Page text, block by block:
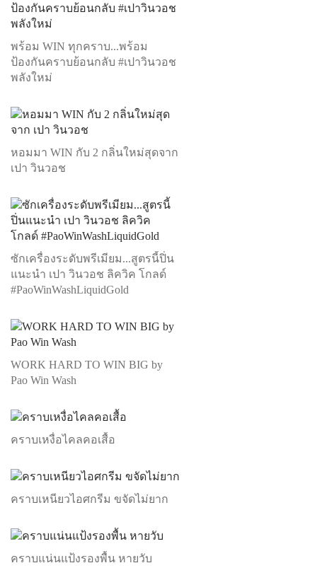
พร้อม WIN ทุกคราบ...พร้อม
ป้องกันคราบย้อนกลับ #เปาวินวอช
พลังใหม่
หอมมา WIN กับ 2 กลิ่นใหม่สุดจาก
เปา วินวอช
ซักเครื่องระดับพรีเมียม...สูตรนี้ปิ่น
แนะนำ เปา วินวอช ลิควิค โกลด์
#PaoWinWashLiquidGold
WORK HARD TO WIN BIG by
Pao Win Wash
คราบเหงื่อไคลคอเสื้อ
คราบเหนียวไอศกรีม ขจัดไม่ยาก
คราบแน่นแป้งรองพื้น หายวับ